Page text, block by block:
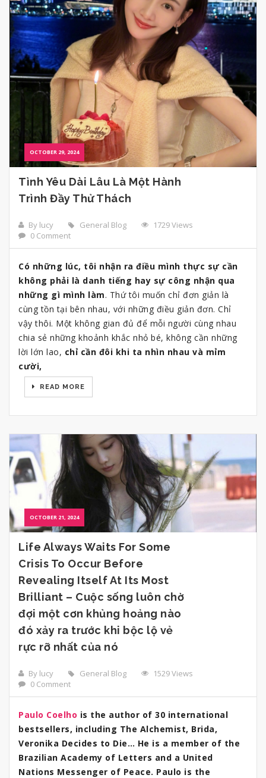
OCTOBER 29, 2024
Tình Yêu Dài Lâu Là Một Hành
Trình Đầy Thử Thách
By lucy General Blog
1729 Views
0 Comment
Có những lúc, tôi nhận ra điều mình thực sự cần
không phải là danh tiếng hay sự công nhận qua
những gì mình làm. Thứ tôi muốn chỉ đơn giản là
cùng tồn tại bên nhau, với những điều giản đơn. Chỉ
vậy thôi. Một không gian đủ để mỗi người cùng nhau
chia sẻ những khoảnh khắc nhỏ bé, không cần những
lời lớn lao, chỉ cần đôi khi ta nhìn nhau và mỉm
cười,
READ MORE
OCTOBER 21, 2024
Life Always Waits For Some
Crisis To Occur Before
Revealing Itself At Its Most
Brilliant – Cuộc sống luôn chờ
đợi một cơn khủng hoảng nào
đó xảy ra trước khi bộc lộ vẻ
rực rỡ nhất của nó
By lucy General Blog
1529 Views
0 Comment
Paulo Coelho is the author of 30 international
bestsellers, including The Alchemist, Brida,
Veronika Decides to Die… He is a member of the
Brazilian Academy of Letters and a United
Nations Messenger of Peace. Paulo is the